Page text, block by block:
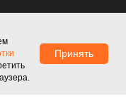
по
в каталог
оферты
Принять